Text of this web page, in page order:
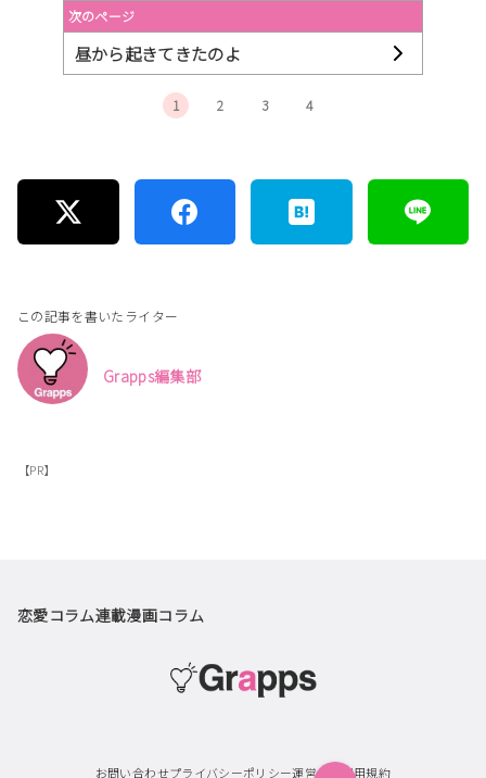
次のページ
昼から起きてきたのよ
1 2 3 4
この記事を書いたライター
Grapps編集部
【PR】
恋愛コラム連載漫画コラム
お問い合わせプライバシーポリシー運営会社 利用規約